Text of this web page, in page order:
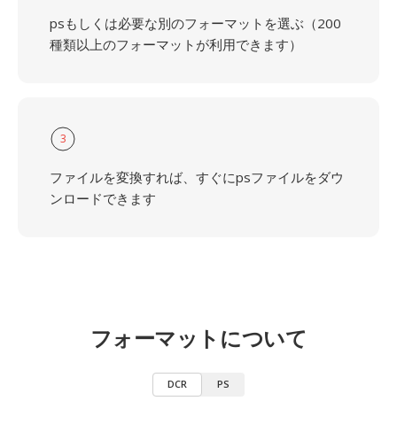
psもしくは必要な別のフォーマットを選ぶ（200
種類以上のフォーマットが利用できます）
3
ファイルを変換すれば、すぐにpsファイルをダウ
ンロードできます
フォーマットについて
DCR PS